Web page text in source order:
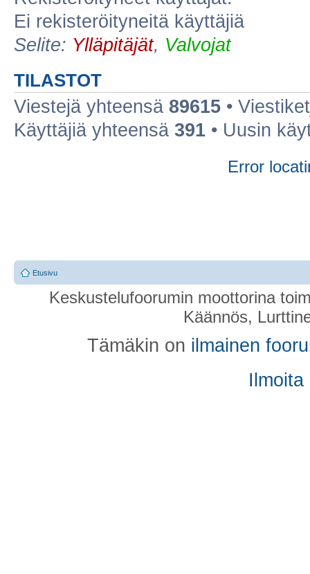
Ei rekisteröityneitä käyttäjiä
Selite: Ylläpitäjät, Valvojat
TILASTOT
Viestejä yhteensä 89615 •
Käyttäjiä yhteensä 391 • Uusin
Error
Etusivu
Keskustelufoorumin moottorina
Käännös,
Tämäkin on ilmainen